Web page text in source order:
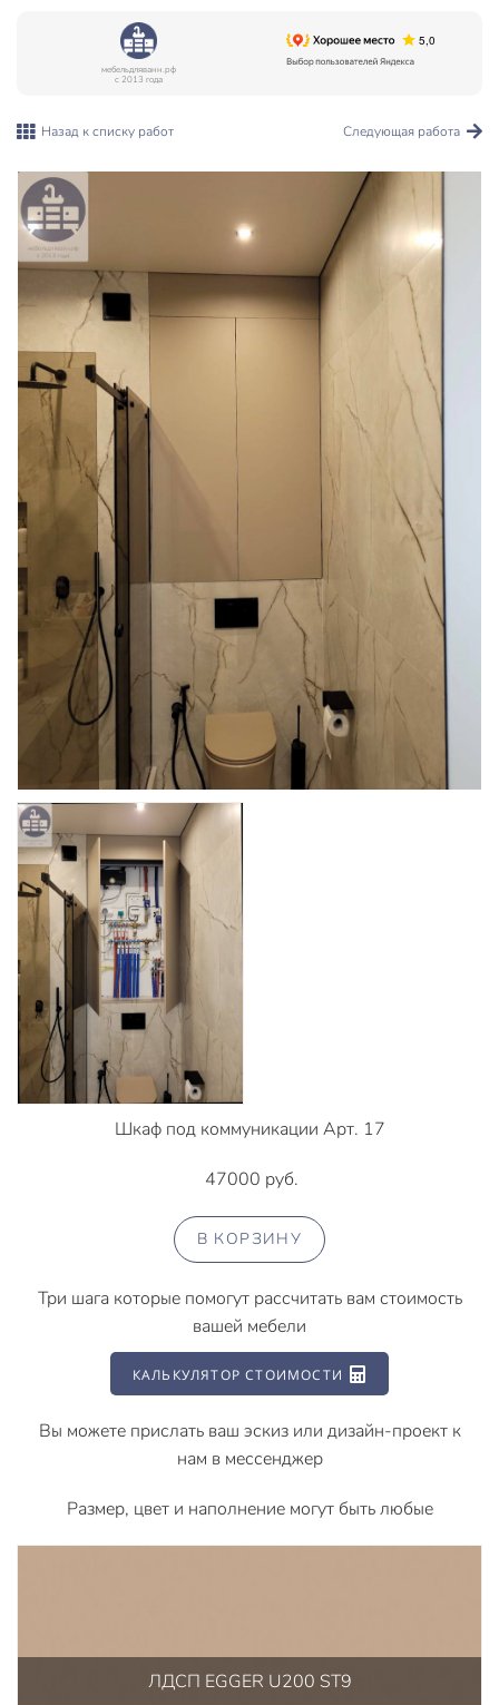
мебельдляванн.рф
с 2013 года
Назад к списку работ Следующая работа
Шкаф под коммуникации Арт. 17
47000 руб.
В КОРЗИНУ
Три шага которые помогут рассчитать вам стоимость
вашей мебели
КАЛЬКУЛЯТОР СТОИМОСТИ
Вы можете прислать ваш эскиз или дизайн-проект к
нам в мессенджер
Размер, цвет и наполнение могут быть любые
ЛДСП EGGER U200 ST9